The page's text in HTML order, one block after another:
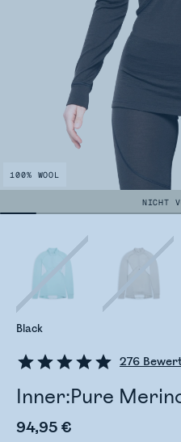
100% WOOL
NICHT
276
Inner:Pure
94,95 €
Black